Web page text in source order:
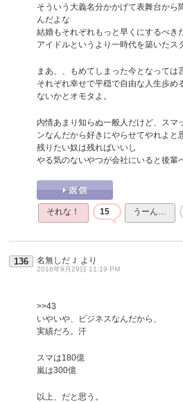
そういう大義名分かかげて表舞台から
んだよな
結婚もそれぞれもっと早くにするべき
アイドルというより一時代を築いたス
まあ、、もめてしまった今となっては
それぞれ幸せで平穏で自由な人生歩め
ないかとオモタよ。
内情あまり知らぬ一般人だけど、スマ
ンなんだから好きにやらせてやれよと
残りたい奴は残ればいいし
やる気のないやつが会社にいると後輩
それな！ 15 うーん…
136 名無しだＪ より
2016年9月29日 11:19 PM
>>43
いやいや、ビジネスなんだから、
実績だろ。汗
スマは180億
嵐は300億
以上、だと思う。